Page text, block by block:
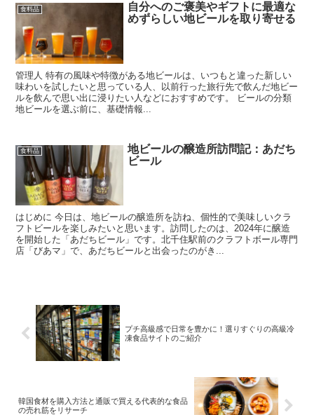
食料品
自分へのご褒美やギフトに最適な
めずらしい地ビールを取り寄せる
管理人 特有の風味や特徴がある地ビールは、いつもと違った新しい
味わいを試したいと思っている人、以前行った旅行先で飲んだ地ビー
ルを飲んで思い出に浸りたい人などにおすすめです。 ビールの分類
地ビールを選ぶ前に、基礎情報...
食料品
地ビールの醸造所訪問記：あだち
ビール
はじめに 今日は、地ビールの醸造所を訪ね、個性的で美味しいクラ
フトビールを楽しみたいと思います。訪問したのは、2024年に醸造
を開始した「あだちビール」です。北千住駅前のクラフトボール専門
店「びあマ」で、あだちビールと出会ったのがき...
プチ高級感で日常を豊かに！選りすぐりの高級冷
凍食品サイトのご紹介
韓国食材を購入方法と通販で買える代表的な食品
の売れ筋をリサーチ